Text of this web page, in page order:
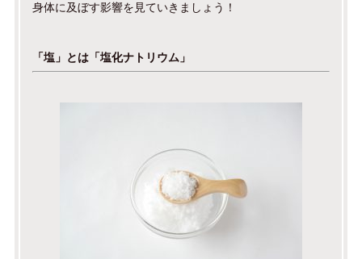
身体に及ぼす影響を見ていきましょう！
「塩」とは「塩化ナトリウム」